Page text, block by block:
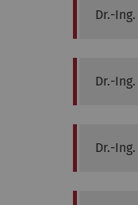
Dr.-Ing.
Dr.-Ing.
Dr.-Ing.